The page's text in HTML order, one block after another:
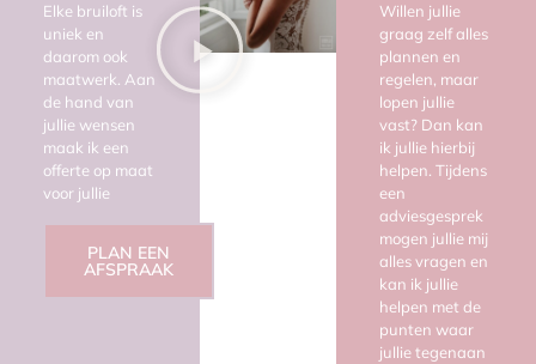
Elke bruiloft is
uniek en
daarom ook
maatwerk. Aan
de hand van
jullie wensen
maak ik een
offerte op maat
voor jullie
PLAN EEN
AFSPRAAK
Willen jullie
graag zelf alles
plannen en
regelen, maar
lopen jullie
vast? Dan kan
ik jullie hierbij
helpen. Tijdens
een
adviesgesprek
mogen jullie mij
alles vragen en
kan ik jullie
helpen met de
punten waar
jullie tegenaan